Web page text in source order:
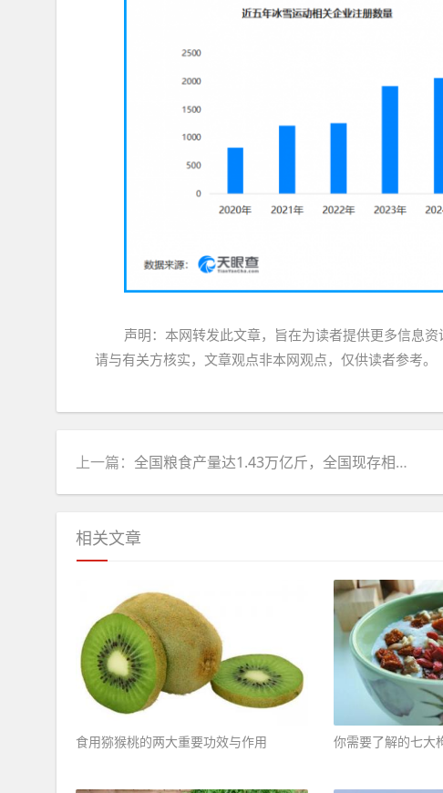
声明：本网转发此文章，旨在为读者提供更多信息
请与有关方核实，文章观点非本网观点，仅供读者参考。
上一篇： 全国粮食产量达1.43万亿斤，全国现存相关企业超22万家
相关文章
食用猕猴桃的两大重要功效与作用 ​ 你需要了解的七大